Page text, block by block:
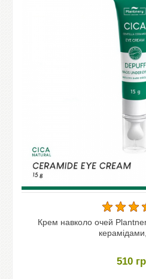
Крем навколо очей
510